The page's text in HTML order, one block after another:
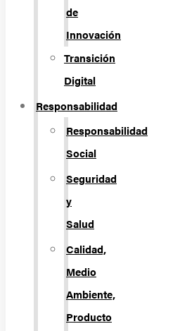
de
Innovación
Transición
Digital
Responsabilidad
Responsabilidad
Social
Seguridad
y
Salud
Calidad,
Medio
Ambiente,
Producto